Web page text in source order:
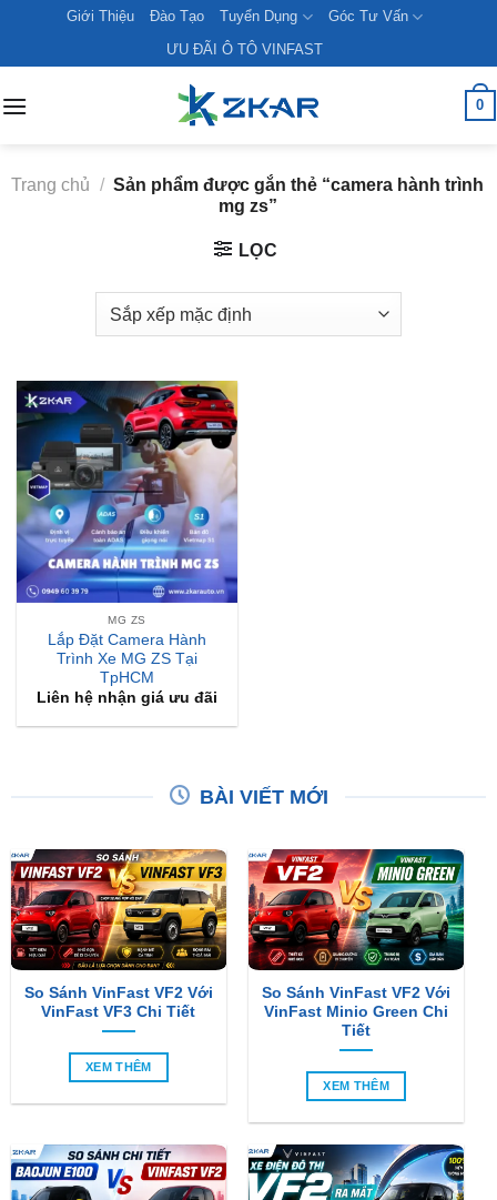
content
Giới Thiệu Đào Tạo Tuyển Dụng
Góc Tư Vấn
ƯU ĐÃI Ô TÔ VINFAST
0
Trang chủ / Sản phẩm được gắn thẻ “camera hành trình
mg zs”
LỌC
MG ZS
Lắp Đặt Camera Hành
Trình Xe MG ZS Tại
TpHCM
Liên hệ nhận giá ưu đãi
BÀI VIẾT MỚI
So Sánh VinFast VF2 Với
VinFast VF3 Chi Tiết
XEM THÊM
So Sánh VinFast VF2 Với
VinFast Minio Green Chi
Tiết
XEM THÊM